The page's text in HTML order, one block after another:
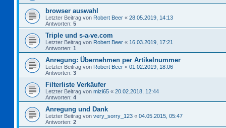
browser auswahl
Letzter Beitrag von Robert Beer « 28.05.2019, 14:13
Antworten: 5
Triple und s-a-ve.com
Letzter Beitrag von Robert Beer « 16.03.2019, 17:21
Antworten: 1
Anregung: Übernehmen per Artikelnummer
Letzter Beitrag von Robert Beer « 01.02.2019, 18:06
Antworten: 3
Filterliste Verkäufer
Letzter Beitrag von mizi65 « 20.02.2018, 12:44
Antworten: 4
Anregung und Dank
Letzter Beitrag von very_sorry_123 « 04.05.2015, 05:47
Antworten: 2